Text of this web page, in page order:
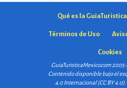
Qué es la
Términos de Uso
Cookies
GuiaTuristicaMexico.com
Contenido disponible bajo el
4.0 Internacional (CC BY 4.0)